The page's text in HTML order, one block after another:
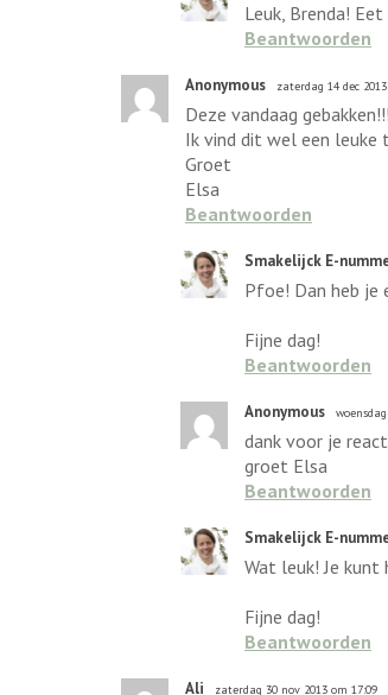
Leuk, Brenda!
Beantwoorden
Anonymous zaterdag 14 dec
Deze vandaag
Ik vind dit wel een leuke
Groet
Elsa
Beantwoorden
Smakelijck E-
Pfoe! Dan heb je
Fijne dag!
Beantwoorden
Anonymous
dank voor je
groet Elsa
Beantwoorden
Smakelijck E-
Wat leuk! Je kunt
Fijne dag!
Beantwoorden
Ali zaterdag 30 nov 2013 om 17:09